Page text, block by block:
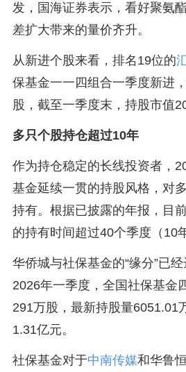
发，国海证券表示，看好聚氨
差扩大带来的量价齐升。
从新进个股来看，排名19位的
保基金一一四组合一季度新进
股，截至一季度末，持股市值
多只个股持仓超过10年
作为持仓稳定的长线投资者，
基金延续一贯的持股风格，对
持有。根据已披露的年报，目
的持有时间超过40个季度（10
华侨城与社保基金的“缘分”已经
2026年一季度，全国社保基金
291万股，最新持股量6051.01
1.31亿元。
社保基金对于中南传媒和华鲁